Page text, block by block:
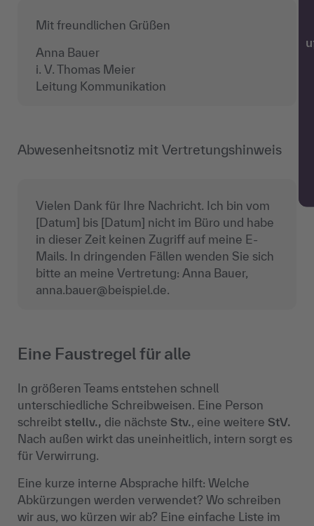
Mit freundlichen Grüßen
Anna Bauer
i. V. Thomas Meier
Leitung Kommunikation
Abwesenheitsnotiz mit Vertretungshinweis
Vielen Dank für Ihre Nachricht. Ich bin vom
[Datum] bis [Datum] nicht im Büro und habe
in dieser Zeit keinen Zugriff auf meine E-
Mails. In dringenden Fällen wenden Sie sich
bitte an meine Vertretung: Anna Bauer,
anna.bauer@beispiel.de.
Eine Faustregel für alle
In größeren Teams entstehen schnell
unterschiedliche Schreibweisen. Eine Person
schreibt stellv., die nächste Stv., eine weitere StV.
Nach außen wirkt das uneinheitlich, intern sorgt es
für Verwirrung.
Eine kurze interne Absprache hilft: Welche
Abkürzungen werden verwendet? Wo schreiben
wir aus, wo kürzen wir ab? Eine einfache Liste im